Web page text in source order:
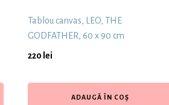
Tablou canvas, LEO, THE
GODFATHER, 60 x 90 cm
220 lei
ADAUGĂ ÎN COȘ